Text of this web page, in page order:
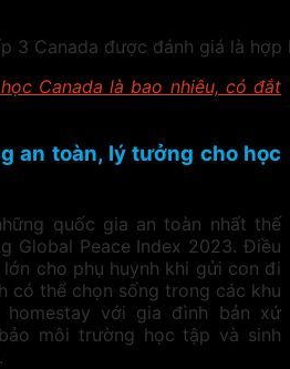
3 Canada được đánh giá là
Canada là bao nhiêu, có đắt
an toàn, lý tưởng cho học
quốc gia an toàn nhất thế
Global Peace Index 2023. Điều
cho phụ huynh khi gửi con đi
có thể chọn sống trong các khu
với gia đình bản xứ
môi trường học tập và sinh